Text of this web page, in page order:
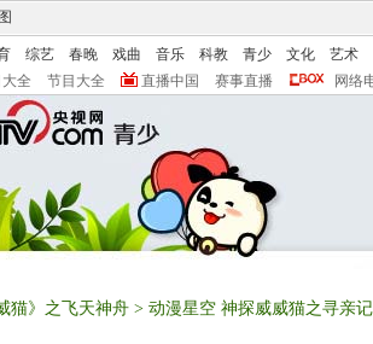
综艺 春晚 戏曲 音乐 科教 青少 文化
艺术
全 节目大全 直播中国 赛事直播 网络
猫》之飞天神舟 > 动漫星空 神探威威猫之寻亲